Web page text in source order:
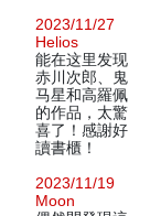
2023/11/27
Helios
能在这里发现
赤川次郎、鬼
马星和高羅佩
的作品，太驚
喜了！感謝好
讀書櫃！
2023/11/19
Moon